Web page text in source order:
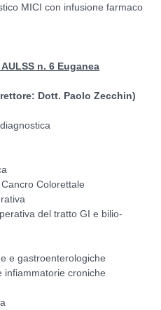
MICI con infusione farmaco
n. 6 Euganea
Dott. Paolo Zecchin)
Colorettale
del tratto GI e bilio-
e gastroenterologiche
infiammatorie croniche